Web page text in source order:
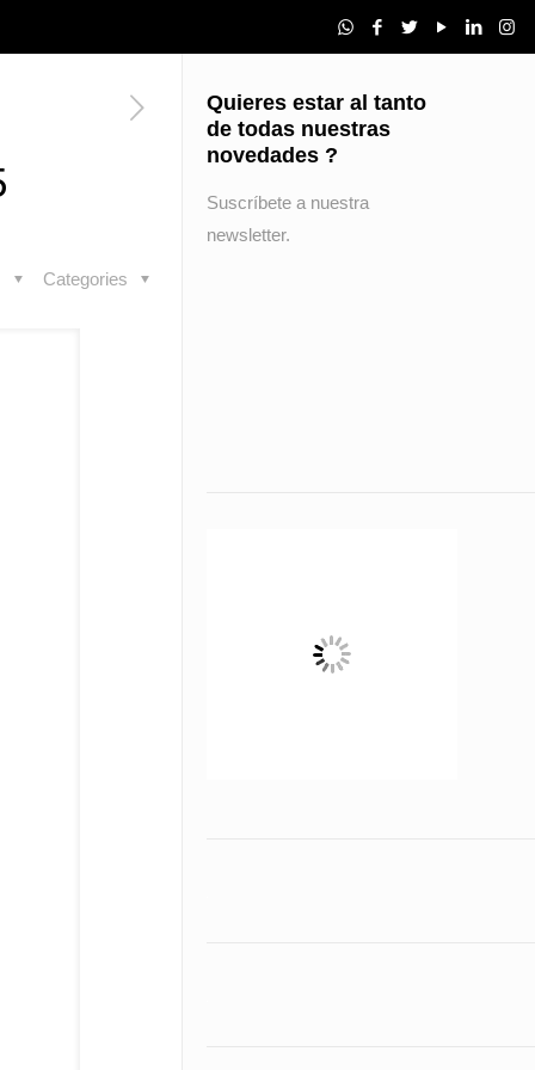
Categories
Quieres estar al tanto
de todas nuestras
novedades ?
Suscríbete a nuestra
newsletter.